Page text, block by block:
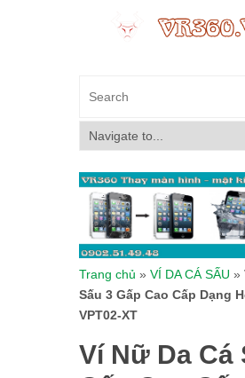
Trang chủ » VÍ DA CÁ SẤU »
Sấu 3 Gấp Cao Cấp Dạng
VPT02-XT
Ví Nữ Da Cá